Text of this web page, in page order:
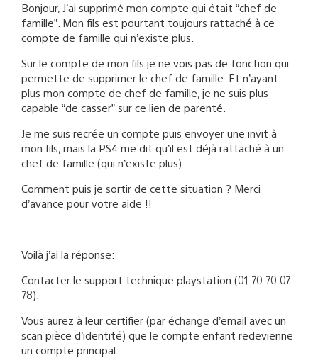
Bonjour, J’ai supprimé mon compte qui était “chef de
famille”. Mon fils est pourtant toujours rattaché à ce
compte de famille qui n’existe plus.
Sur le compte de mon fils je ne vois pas de fonction qui
permette de supprimer le chef de famille. Et n’ayant
plus mon compte de chef de famille, je ne suis plus
capable “de casser” sur ce lien de parenté.
Je me suis recrée un compte puis envoyer une invit à
mon fils, mais la PS4 me dit qu’il est déjà rattaché à un
chef de famille (qui n’existe plus).
Comment puis je sortir de cette situation ? Merci
d’avance pour votre aide !!
———————
Voilà j’ai la réponse:
Contacter le support technique playstation (01 70 70 07
78).
Vous aurez à leur certifier (par échange d’email avec un
scan pièce d’identité) que le compte enfant redevienne
un compte principal .